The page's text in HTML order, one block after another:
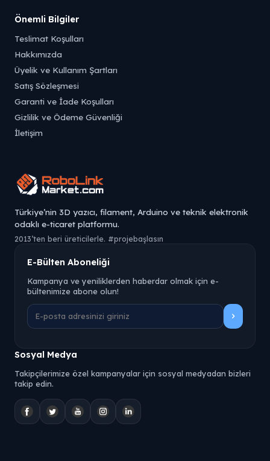
Önemli Bilgiler
Teslimat Koşulları
Hakkımızda
Üyelik ve Kullanım Şartları
Satış Sözleşmesi
Garanti ve İade Koşulları
Gizlilik ve Ödeme Güvenliği
İletişim
Türkiye’nin 3D yazıcı, filament, Arduino ve teknik elektronik
odaklı e-ticaret platformu.
2013’ten beri üreticilerle. #projebaşlasın
E-Bülten Aboneliği
Kampanya ve yeniliklerden haberdar olmak için e-
bültenimize abone olun!
Sosyal Medya
Takipçilerimize özel kampanyalar için sosyal medyadan bizleri
takip edin.